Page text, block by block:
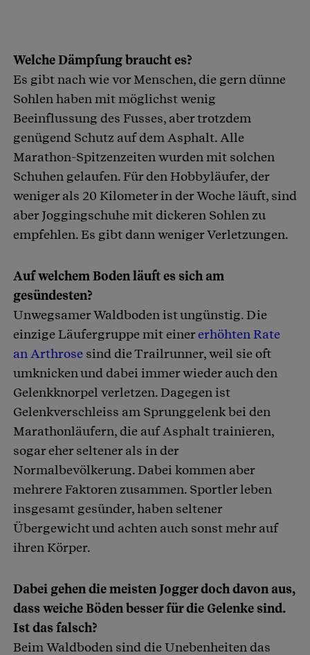
Welche Dämpfung braucht es?
Es gibt nach wie vor Menschen, die gern dünne
Sohlen haben mit möglichst wenig
Beeinflussung des Fusses, aber trotzdem
genügend Schutz auf dem Asphalt. Alle
Marathon-Spitzenzeiten wurden mit solchen
Schuhen gelaufen. Für den Hobbyläufer, der
weniger als 20 Kilometer in der Woche läuft, sind
aber Joggingschuhe mit dickeren Sohlen zu
empfehlen. Es gibt dann weniger Verletzungen.
Auf welchem Boden läuft es sich am
gesündesten?
Unwegsamer Waldboden ist ungünstig. Die
einzige Läufergruppe mit einererhöhten Rate
an Arthrose sind die Trailrunner, weil sie oft
umknicken und dabei immer wieder auch den
Gelenkknorpel verletzen. Dagegen ist
Gelenkverschleiss am Sprunggelenk bei den
Marathonläufern, die auf Asphalt trainieren,
sogar eher seltener als in der
Normalbevölkerung. Dabei kommen aber
mehrere Faktoren zusammen. Sportler leben
insgesamt gesünder, haben seltener
Übergewicht und achten auch sonst mehr auf
ihren Körper.
Dabei gehen die meisten Jogger doch davon aus,
dass weiche Böden besser für die Gelenke sind.
Ist das falsch?
Beim Waldboden sind die Unebenheiten das